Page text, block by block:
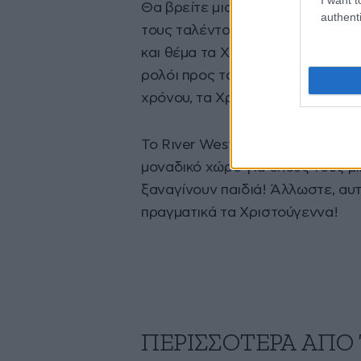
Θα βρείτε μια μεγάλη σκηνή για
τους ταλέντο! Αυτοσχέδιες
και θέμα τα Χριστούγεννα και
ρολόι προς τα πίσω και αυτό
χρόνου, τα Χριστούγεννα!
Το Rιver West, για να
μοναδικό χώρο για όλους τους
ξαναγίνουν παιδιά! Άλλωστε,
πραγματικά τα Χριστούγεννα!
ΠΕΡΙΣΣΟΤΕΡΑ